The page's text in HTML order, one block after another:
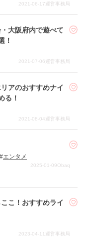
2021-06-17運営事務局
大阪府内で遊べて
！
2021-07-06運営事務局
アのおすすめナイ
る！
2021-08-04運営事務局
エンタメ
2025-01-09Obaq
こ！おすすめライ
2023-04-11 運営事務局